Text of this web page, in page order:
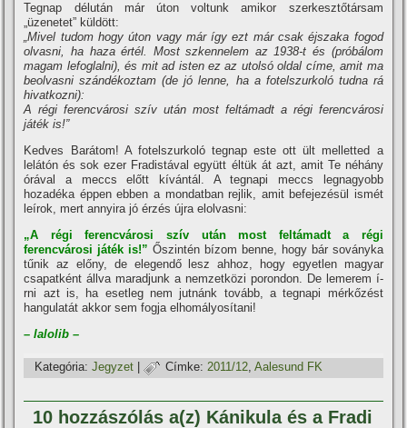
Tegnap délután már úton voltunk amikor szerkesztőtársam
„üzenetet” küldött:
„Mivel tudom hogy úton vagy már í­gy ezt már csak éjszaka fogod
olvasni, ha haza értél. Most szkennelem az 1938-t és (próbálom
magam lefoglalni), és mit ad isten ez az utolsó oldal cí­me, amit ma
beolvasni szándékoztam (de jó lenne, ha a fotelszurkoló tudna rá
hivatkozni):
A régi ferencvárosi szí­v után most feltámadt a régi ferencvárosi
játék is!”
Kedves Barátom! A fotelszurkoló tegnap este ott ült melletted a
lelátón és sok ezer Fradistával együtt éltük át azt, amit Te néhány
órával a meccs előtt kí­vántál. A tegnapi meccs legnagyobb
hozadéka éppen ebben a mondatban rejlik, amit befejezésül ismét
leí­rok, mert annyira jó érzés újra elolvasni:
„A régi ferencvárosi szí­v után most feltámadt a régi
ferencvárosi játék is!” Őszintén bí­zom benne, hogy bár soványka
tűnik az előny, de elegendő lesz ahhoz, hogy egyetlen magyar
csapatként állva maradjunk a nemzetközi porondon. De lemerem í­
rni azt is, ha esetleg nem jutnánk tovább, a tegnapi mérkőzést
hangulatát akkor sem fogja elhomályosí­tani!
– lalolib –
Kategória: Jegyzet | Címke: 2011/12,Aalesund FK
10 hozzászólás a(z) Kánikula és a Fradi